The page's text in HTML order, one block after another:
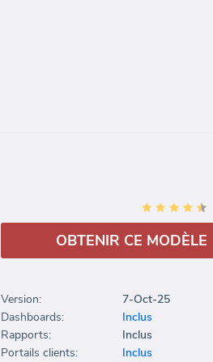
OBTENIR CE MODÈLE
Version:
7-Oct-25
Dashboards:
Inclus
Rapports:
Inclus
Portails clients:
Inclus